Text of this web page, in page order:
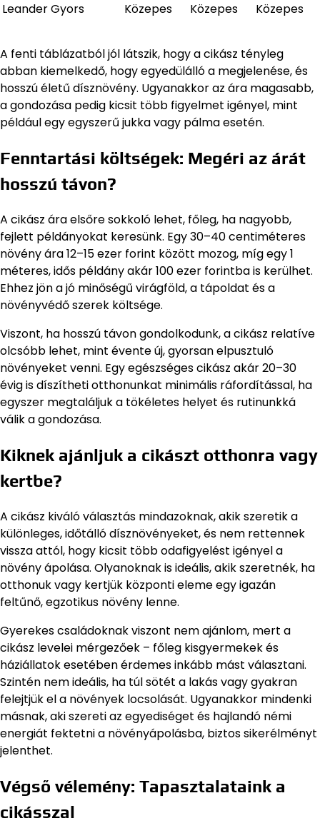
LeanderGyors Közepes Közepes Közepes
A fenti táblázatból jól látszik, hogy a cikász tényleg
abban kiemelkedő, hogy egyedülálló a megjelenése, és
hosszú életű dísznövény. Ugyanakkor az ára magasabb,
a gondozása pedig kicsit több figyelmet igényel, mint
például egy egyszerű jukka vagy pálma esetén.
Fenntartási költségek: Megéri az árát
hosszú távon?
A cikász ára elsőre sokkoló lehet, főleg, ha nagyobb,
fejlett példányokat keresünk. Egy 30–40 centiméteres
növény ára 12–15 ezer forint között mozog, míg egy 1
méteres, idős példány akár 100 ezer forintba is kerülhet.
Ehhez jön a jó minőségű virágföld, a tápoldat és a
növényvédő szerek költsége.
Viszont, ha hosszú távon gondolkodunk, a cikász relatíve
olcsóbb lehet, mint évente új, gyorsan elpusztuló
növényeket venni. Egy egészséges cikász akár 20–30
évig is díszítheti otthonunkat minimális ráfordítással, ha
egyszer megtaláljuk a tökéletes helyet és rutinunkká
válik a gondozása.
Kiknek ajánljuk a cikászt otthonra vagy
kertbe?
A cikász kiváló választás mindazoknak, akik szeretik a
különleges, időtálló dísznövényeket, és nem rettennek
vissza attól, hogy kicsit több odafigyelést igényel a
növény ápolása. Olyanoknak is ideális, akik szeretnék, ha
otthonuk vagy kertjük központi eleme egy igazán
feltűnő, egzotikus növény lenne.
Gyerekes családoknak viszont nem ajánlom, mert a
cikász levelei mérgezőek – főleg kisgyermekek és
háziállatok esetében érdemes inkább mást választani.
Szintén nem ideális, ha túl sötét a lakás vagy gyakran
felejtjük el a növények locsolását. Ugyanakkor mindenki
másnak, aki szereti az egyediséget és hajlandó némi
energiát fektetni a növényápolásba, biztos sikerélményt
jelenthet.
Végső vélemény: Tapasztalataink a
cikásszal